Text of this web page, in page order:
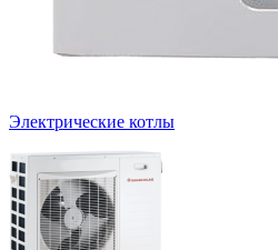
Электрические котлы